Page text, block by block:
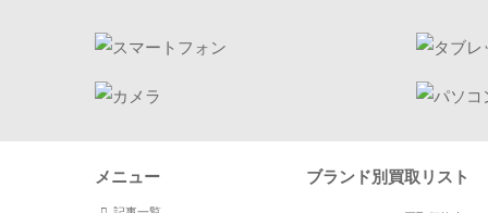
メニュー ブランド別買取リスト